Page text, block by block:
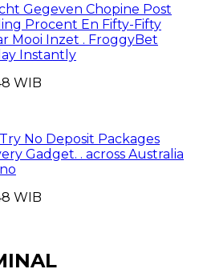
Gegeven Chopine Post
Procent En Fifty-Fifty
Mooi Inzet . FroggyBet
Instantly
WIB
No Deposit Packages
Gadget. . across Australia
WIB